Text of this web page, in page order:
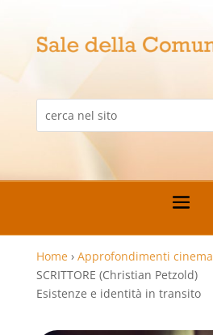
Home › Approfondimenti cinema
SCRITTORE (Christian Petzold)
Esistenze e identità in transito